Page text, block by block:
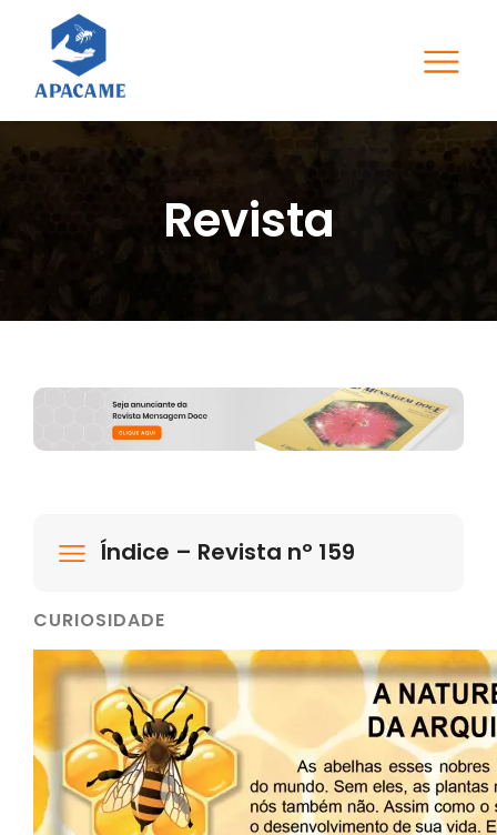
Revista
Índice – Revista nº 159
CURIOSIDADE